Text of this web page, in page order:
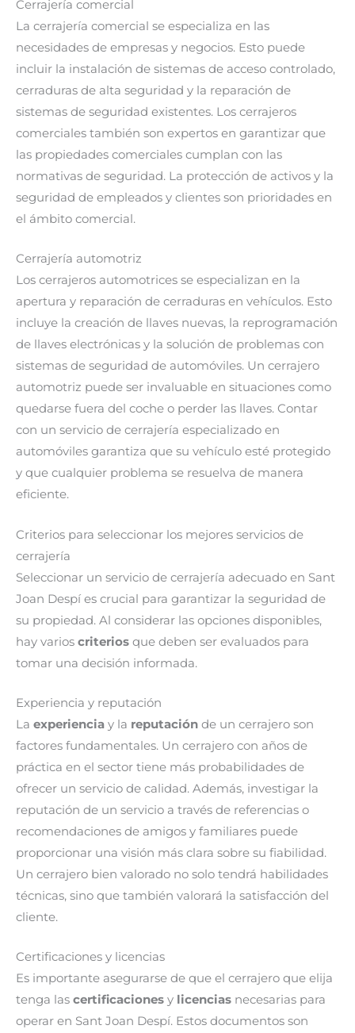
Cerrajería comercial
La cerrajería comercial se especializa en las
necesidades de empresas y negocios. Esto puede
incluir la instalación de sistemas de acceso controlado,
cerraduras de alta seguridad y la reparación de
sistemas de seguridad existentes. Los cerrajeros
comerciales también son expertos en garantizar que
las propiedades comerciales cumplan con las
normativas de seguridad. La protección de activos y la
seguridad de empleados y clientes son prioridades en
el ámbito comercial.
Cerrajería automotriz
Los cerrajeros automotrices se especializan en la
apertura y reparación de cerraduras en vehículos. Esto
incluye la creación de llaves nuevas, la reprogramación
de llaves electrónicas y la solución de problemas con
sistemas de seguridad de automóviles. Un cerrajero
automotriz puede ser invaluable en situaciones como
quedarse fuera del coche o perder las llaves. Contar
con un servicio de cerrajería especializado en
automóviles garantiza que su vehículo esté protegido
y que cualquier problema se resuelva de manera
eficiente.
Criterios para seleccionar los mejores servicios de
cerrajería
Seleccionar un servicio de cerrajería adecuado en Sant
Joan Despí es crucial para garantizar la seguridad de
su propiedad. Al considerar las opciones disponibles,
hay varios criterios que deben ser evaluados para
tomar una decisión informada.
Experiencia y reputación
La experiencia y la reputación de un cerrajero son
factores fundamentales. Un cerrajero con años de
práctica en el sector tiene más probabilidades de
ofrecer un servicio de calidad. Además, investigar la
reputación de un servicio a través de referencias o
recomendaciones de amigos y familiares puede
proporcionar una visión más clara sobre su fiabilidad.
Un cerrajero bien valorado no solo tendrá habilidades
técnicas, sino que también valorará la satisfacción del
cliente.
Certificaciones y licencias
Es importante asegurarse de que el cerrajero que elija
tenga las certificaciones y licencias necesarias para
operar en Sant Joan Despí. Estos documentos son